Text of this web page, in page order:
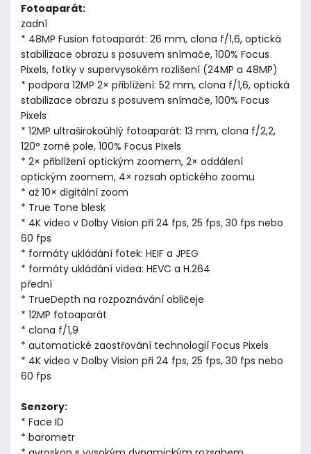
Fotoaparát:
zadní
* 48MP Fusion fotoaparát: 26 mm, clona f/1,6, optická
stabilizace obrazu s posuvem snímače, 100% Focus
Pixels, fotky v supervysokém rozlišení (24MP a 48MP)
* podpora 12MP 2× přiblížení: 52 mm, clona f/1,6, optická
stabilizace obrazu s posuvem snímače, 100% Focus
Pixels
* 12MP ultraširokoúhlý fotoaparát: 13 mm, clona f/2,2,
120° zorné pole, 100% Focus Pixels
* 2× přiblížení optickým zoomem, 2× oddálení
optickým zoomem, 4× rozsah optického zoomu
* až 10× digitální zoom
* True Tone blesk
* 4K video v Dolby Vision při 24 fps, 25 fps, 30 fps nebo
60 fps
* formáty ukládání fotek: HEIF a JPEG
* formáty ukládání videa: HEVC a H.264
přední
* TrueDepth na rozpoznávání obličeje
* 12MP fotoaparát
* clona f/1,9
* automatické zaostřování technologií Focus Pixels
* 4K video v Dolby Vision při 24 fps, 25 fps, 30 fps nebo
60 fps
Senzory:
* Face ID
* barometr